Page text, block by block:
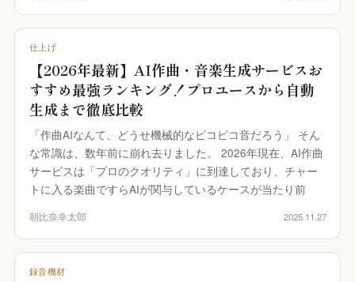
ARTWORK
変換 (無料)｜ジャケット・サムネイルを規
おりに仕上げ
【2026年最新】AI作曲・音楽生成サービスお
すすめ最強ランキング！プロユースから自動
生成まで徹底比較
「作曲AIなんて、どうせ機械的なピコピコ音だろう」 そん
な常識は、数年前に崩れ去りました。 2026年現在、AI作曲
サービスは「プロのクオリティ」に到達しており、チャー
トに入る楽曲ですらAIが関与しているケースが当たり前
朝比奈幸太郎 2025.11.27
録音機材